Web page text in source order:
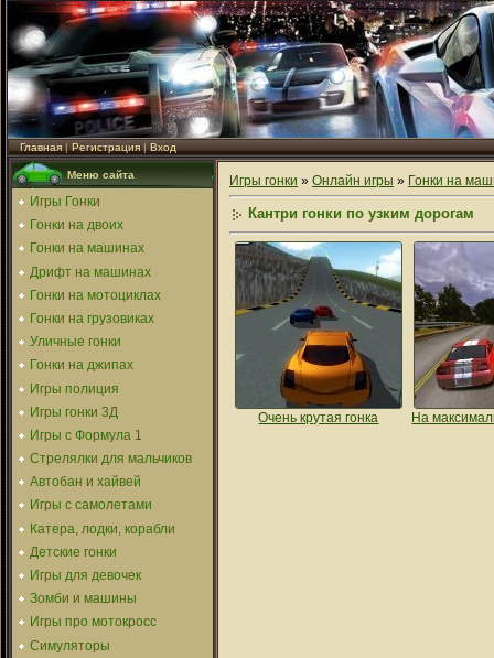
Главная | Регистрация | Вход
Меню сайта
Игры Гонки
Гонки на двоих
Гонки на машинах
Дрифт на машинах
Гонки на мотоциклах
Гонки на грузовиках
Уличные гонки
Гонки на джипах
Игры полиция
Игры гонки 3Д
Игры с Формула 1
Стрелялки для мальчиков
Автобан и хайвей
Игры с самолетами
Катера, лодки, корабли
Детские гонки
Игры для девочек
Зомби и машины
Игры про мотокросс
Симуляторы
Игры гонки » Онлайн игры » Гонки на
Кантри гонки по узким дорогам
Очень крутая гонка На